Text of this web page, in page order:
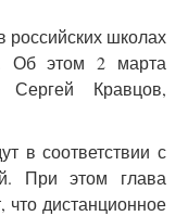
российских школах
Об этом 2 марта
Сергей Кравцов,
в соответствии с
При этом глава
дистанционное